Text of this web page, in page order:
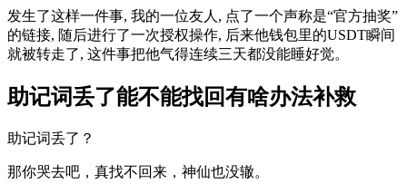
发生了这样‍一​件事, 我的一位友人, 点了​一个声‌称是“官方抽奖”
的链接, ​随后进行了一次授权操作, 后来他钱包里的USDT瞬间
就被转走了, 这件事把他气得连续三天都没能睡好‍觉。
助记词丢了能不能找回有啥办法补救
助记词丢了？
那你哭去吧，真找不回来，神仙也没辙。